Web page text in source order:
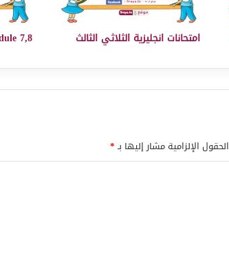
امتحانات انجليزية الثلاثي الثالث 7,8
الحقول الإلزامية مشار إليها بـ*